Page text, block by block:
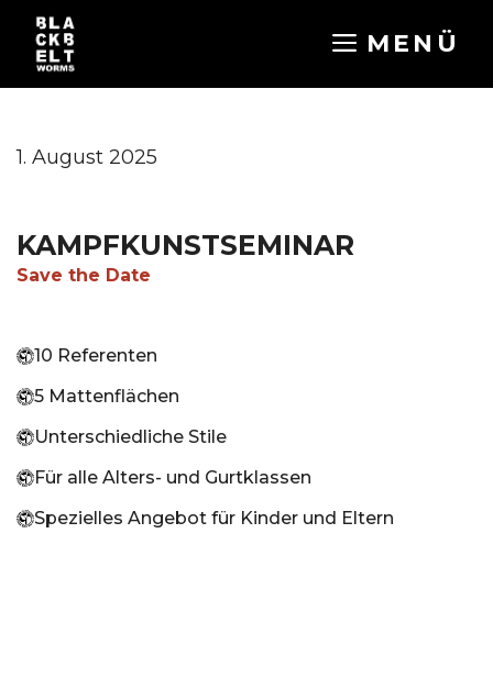
Zum
Inhalt
springen
MENÜ
1. August 2025
KAMPFKUNSTSEMINAR
Save the Date
10 Referenten
5 Mattenflächen
Unterschiedliche Stile
Für alle Alters- und Gurtklassen
Spezielles Angebot für Kinder und Eltern